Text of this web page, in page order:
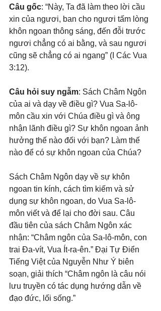
Câu gốc: “Này, Ta đã làm theo lời cầu
xin của ngươi, ban cho ngươi tấm lòng
khôn ngoan thông sáng, đến đỗi trước
ngươi chẳng có ai bằng, và sau ngươi
cũng sẽ chẳng có ai ngang” (I Các Vua
3:12).
Câu hỏi suy ngẫm: Sách Châm Ngôn
của ai và dạy về điều gì? Vua Sa-lô-
môn cầu xin với Chúa điều gì và ông
nhận lãnh điều gì? Sự khôn ngoan ảnh
hưởng thế nào đối với bạn? Làm thế
nào để có sự khôn ngoan của Chúa?
Sách Châm Ngôn dạy về sự khôn
ngoan tin kính, cách tìm kiếm và sử
dụng sự khôn ngoan, do Vua Sa-lô-
môn viết và để lại cho đời sau. Câu
đầu tiên của sách Châm Ngôn xác
nhận: “Châm ngôn của Sa-lô-môn, con
trai Đa-vít, Vua Ít-ra-ên.” Đại Tự Điển
Tiếng Việt của Nguyễn Như Ý biên
soạn, giải thích “Châm ngôn là câu nói
lưu truyền có tác dụng hướng dẫn về
đạo đức, lối sống.”